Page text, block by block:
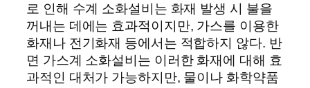
로 인해 수계 소화설비는 화재 발생 시 불을
꺼내는 데에는 효과적이지만, 가스를 이용한
화재나 전기화재 등에서는 적합하지 않다. 반
면 가스계 소화설비는 이러한 화재에 대해 효
과적인 대처가 가능하지만, 물이나 화학약품